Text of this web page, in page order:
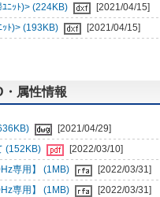
ﾆｯﾄ)> (224KB)
[2021/04/15]
ﾄ)> (193KB)
[2021/04/15]
属性情報
[2021/04/29]
(152KB)
[2022/03/10]
専用】 (1MB)
[2022/03/31]
専用】 (1MB)
[2022/03/31]